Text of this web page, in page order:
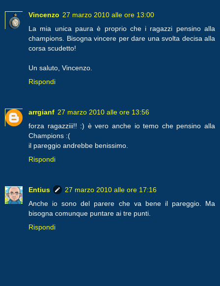
Vincenzo 27 marzo 2010 alle ore 13:00
La mia unica paura è proprio che i ragazzi pensino alla
champions. Bisogna vincere per dare una svolta decisa alla
corsa scudetto!
Un saluto, Vincenzo.
Rispondi
arrgianf 27 marzo 2010 alle ore 13:56
forza ragazziii!! :) è vero anche io temo che pensino alla
Champions :(
il pareggio andrebbe benissimo.
Rispondi
Entius
27 marzo 2010 alle ore 17:16
Anche io sono del parere che va bene il pareggio. Ma
bisogna comunque puntare ai tre punti.
Rispondi